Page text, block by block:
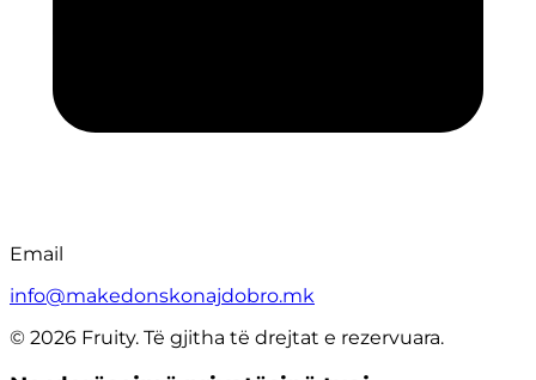
Email
info@makedonskonajdobro.mk
© 2026 Fruity. Të gjitha të drejtat e rezervuara.